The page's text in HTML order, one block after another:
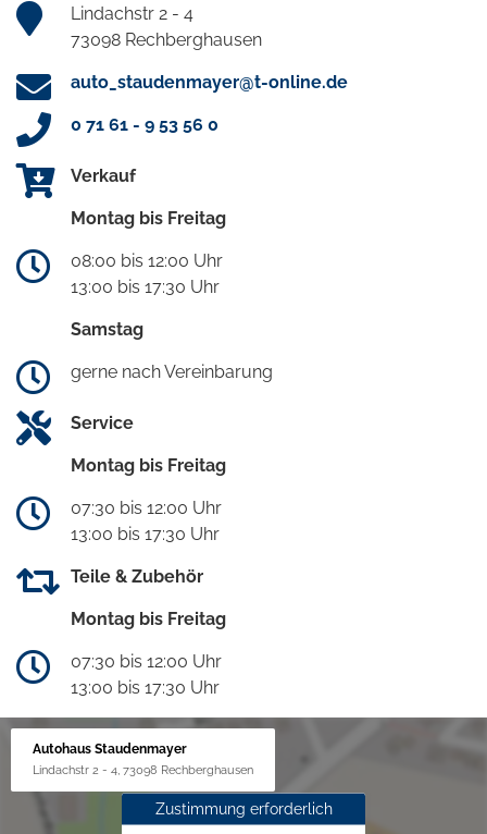
Lindachstr 2 - 4
73098 Rechberghausen
auto_staudenmayer@t-online.de
0 71 61 - 9 53 56 0
Verkauf
Montag bis Freitag
08:00 bis 12:00 Uhr
13:00 bis 17:30 Uhr
Samstag
gerne nach Vereinbarung
Service
Montag bis Freitag
07:30 bis 12:00 Uhr
13:00 bis 17:30 Uhr
Teile & Zubehör
Montag bis Freitag
07:30 bis 12:00 Uhr
13:00 bis 17:30 Uhr
Autohaus Staudenmayer
Lindachstr 2 - 4, 73098 Rechberghausen
Zustimmung erforderlich